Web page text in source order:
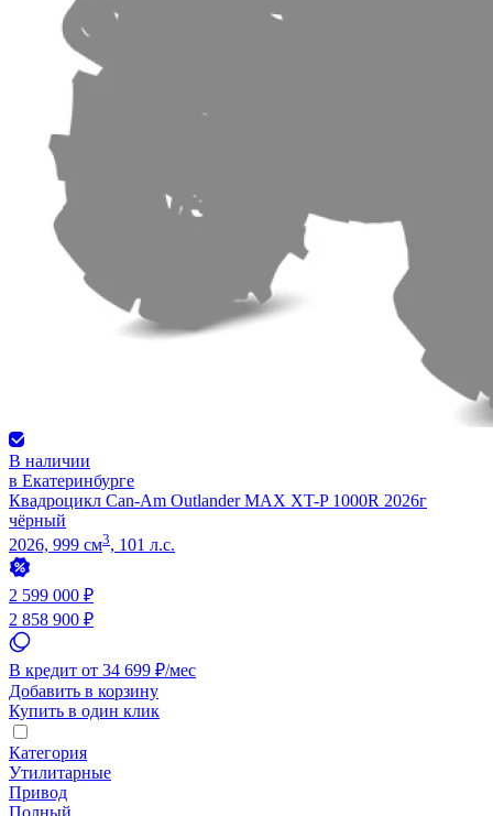
В наличии
в Екатеринбурге
Квадроцикл Can-Am Outlander MAX XT-P 1000R 2026г
чёрный
2026, 999 см3, 101 л.с.
2 599 000 ₽
2 858 900 ₽
В кредит от 34 699 ₽/мес
Добавить в корзину
Купить в один клик
Категория
Утилитарные
Привод
Полный